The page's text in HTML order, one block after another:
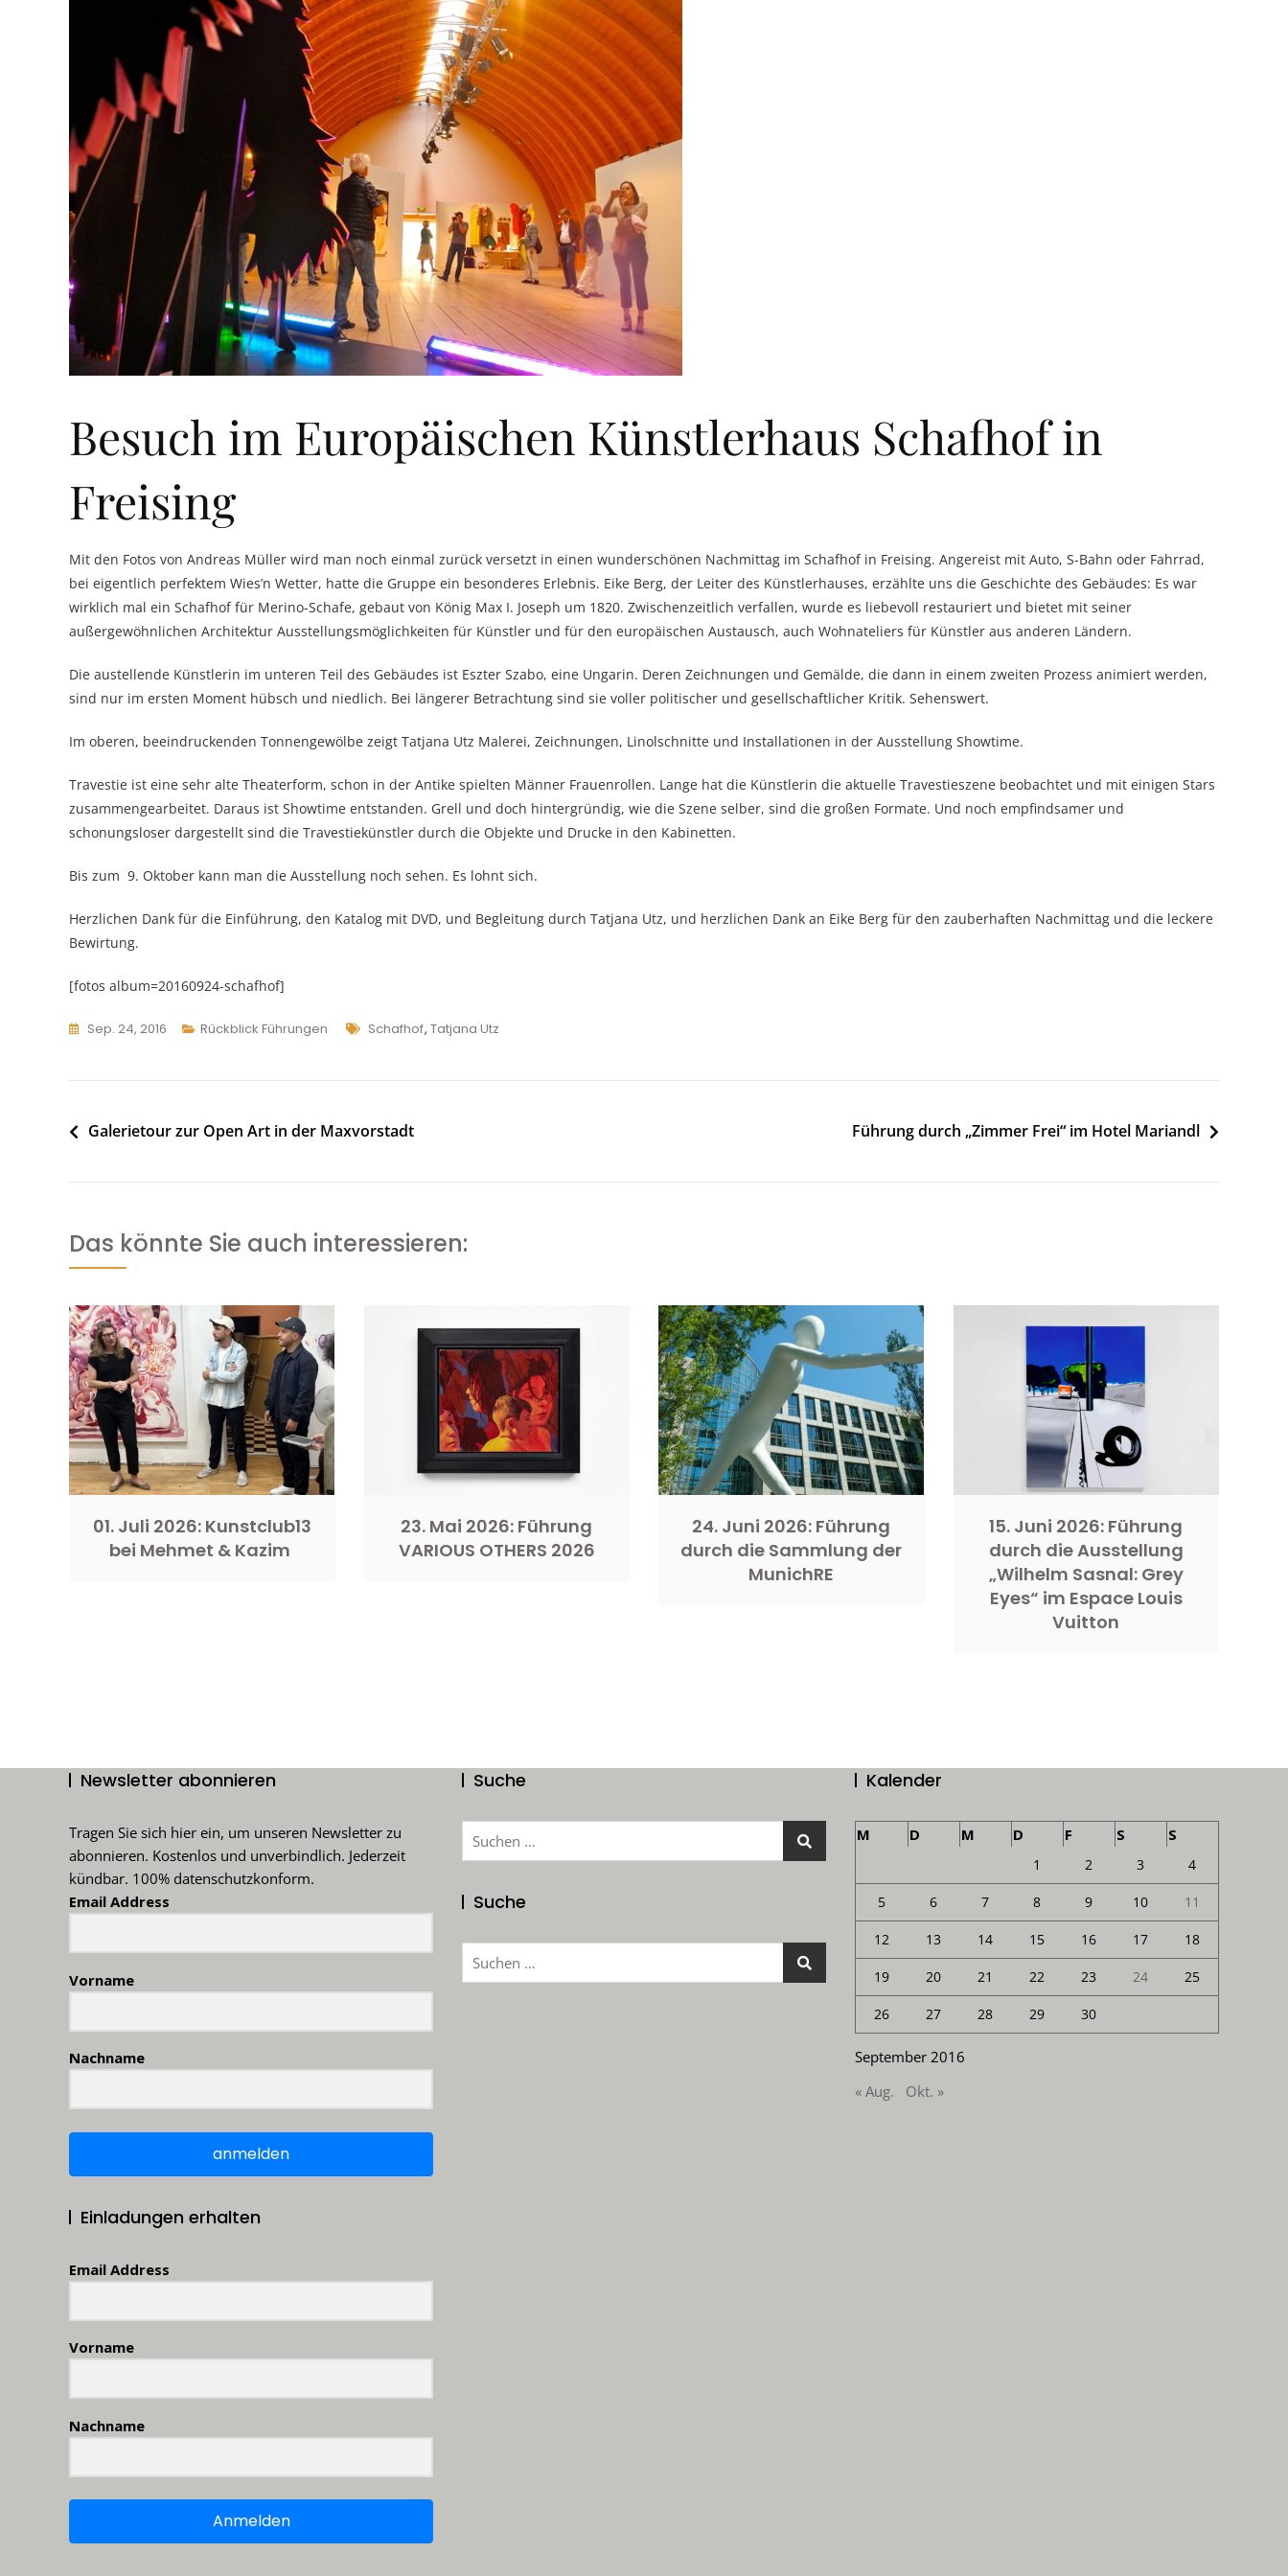
Besuch im Europäischen Künstlerhaus Schafhof in
Freising
Mit den Fotos von Andreas Müller wird man noch einmal zurück versetzt in einen wunderschönen Nachmittag im Schafhof in Freising. Angereist mit Auto, S-Bahn oder Fahrrad,
bei eigentlich perfektem Wies’n Wetter, hatte die Gruppe ein besonderes Erlebnis. Eike Berg, der Leiter des Künstlerhauses, erzählte uns die Geschichte des Gebäudes: Es war
wirklich mal ein Schafhof für Merino-Schafe, gebaut von König Max I. Joseph um 1820. Zwischenzeitlich verfallen, wurde es liebevoll restauriert und bietet mit seiner
außergewöhnlichen Architektur Ausstellungsmöglichkeiten für Künstler und für den europäischen Austausch, auch Wohnateliers für Künstler aus anderen Ländern.
Die austellende Künstlerin im unteren Teil des Gebäudes ist Eszter Szabo, eine Ungarin. Deren Zeichnungen und Gemälde, die dann in einem zweiten Prozess animiert werden,
sind nur im ersten Moment hübsch und niedlich. Bei längerer Betrachtung sind sie voller politischer und gesellschaftlicher Kritik. Sehenswert.
Im oberen, beeindruckenden Tonnengewölbe zeigt Tatjana Utz Malerei, Zeichnungen, Linolschnitte und Installationen in der Ausstellung Showtime.
Travestie ist eine sehr alte Theaterform, schon in der Antike spielten Männer Frauenrollen. Lange hat die Künstlerin die aktuelle Travestieszene beobachtet und mit einigen Stars
zusammengearbeitet. Daraus ist Showtime entstanden. Grell und doch hintergründig, wie die Szene selber, sind die großen Formate. Und noch empfindsamer und
schonungsloser dargestellt sind die Travestiekünstler durch die Objekte und Drucke in den Kabinetten.
Bis zum 9. Oktober kann man die Ausstellung noch sehen. Es lohnt sich.
Herzlichen Dank für die Einführung, den Katalog mit DVD, und Begleitung durch Tatjana Utz, und herzlichen Dank an Eike Berg für den zauberhaften Nachmittag und die leckere
Bewirtung.
[fotos album=20160924-schafhof]
Sep. 24, 2016 Rückblick Führungen Tags
Schafhof, Tatjana Utz
Beitragsnavigation
Galerietour zur Open Art in der Maxvorstadt Führung durch „Zimmer Frei“ im Hotel Mariandl
Das könnte Sie auch interessieren:
01. Juli 2026: Kunstclub13
bei Mehmet & Kazim
23. Mai 2026: Führung
VARIOUS OTHERS 2026
24. Juni 2026: Führung
durch die Sammlung der
MunichRE
15. Juni 2026: Führung
durch die Ausstellung
„Wilhelm Sasnal: Grey
Eyes“ im Espace Louis
Vuitton
Newsletter abonnieren
Tragen Sie sich hier ein, um unseren Newsletter zu
abonnieren. Kostenlos und unverbindlich. Jederzeit
kündbar. 100% datenschutzkonform.
Email Address
Vorname
Nachname
anmelden
Einladungen erhalten
Email Address
Vorname
Nachname
Anmelden
Suche
Suchen
Suche
Suchen
Kalender
September 2016
M D M D F S S
1 2 3 4
5 6 7 8 9 10 11
12 13 14 15 16 17 18
19 20 21 22 23 24 25
26 27 28 29 30
« Aug. Okt. »